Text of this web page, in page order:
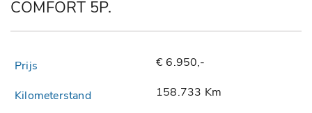
COMFORT 5P.
€ 6.950,-
158.733 Km